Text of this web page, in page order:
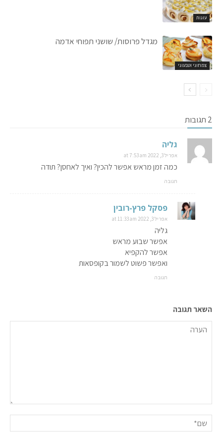
עוגות
צמחוני וטבעוני
מגדל פרוסות/ שושני תפוחי אדמה
2 תגובות
גליה
אפריל 3, 2022 at 7:53 am
כמה זמן מראש אפשר להכין? ואיך לאחסן? תודה
תגובה
פסקל פרץ-רובין
אפריל 3, 2022 at 11:33 am
גליה
אפשר שבוע מראש
אפשר להקפיא
ואפשר פשוט לשמור בקופסאות
תגובה
השאר תגובה